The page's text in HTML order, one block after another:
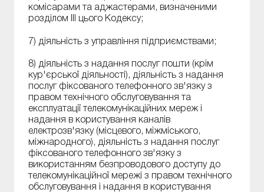
комісарами та аджастерами, визначеними
розділом III цього Кодексу;
7) діяльність з управління підприємствами;
8) діяльність з надання послуг пошти (крім
кур'єрської діяльності), діяльність з надання
послуг фіксованого телефонного зв'язку з
правом технічного обслуговування та
експлуатації телекомунікаційних мереж і
надання в користування каналів
електрозв'язку (місцевого, міжміського,
міжнародного), діяльність з надання послуг
фіксованого телефонного зв'язку з
використанням безпроводового доступу до
телекомунікаційної мережі з правом технічного
обслуговування і надання в користування